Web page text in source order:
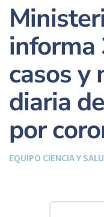
informa
casos y
diaria
por
EQUIPO CIENCIA Y